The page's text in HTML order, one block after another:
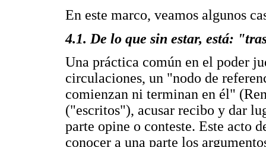
En este marco, veamos algunos
4.1. De lo que sin estar, está:
Una práctica común en el poder
circulaciones, un "nodo de
comienzan ni terminan en él"
("escritos"), acusar recibo y dar
parte opine o conteste. Este acto
conocer a una parte los